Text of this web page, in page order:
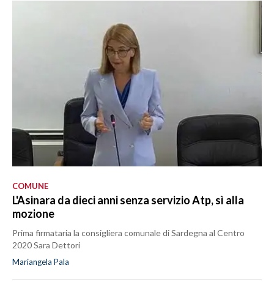
COMUNE
L'Asinara da dieci anni senza servizio Atp, sì alla
mozione
Prima firmataria la consigliera comunale di Sardegna al Centro
2020 Sara Dettori
Mariangela Pala